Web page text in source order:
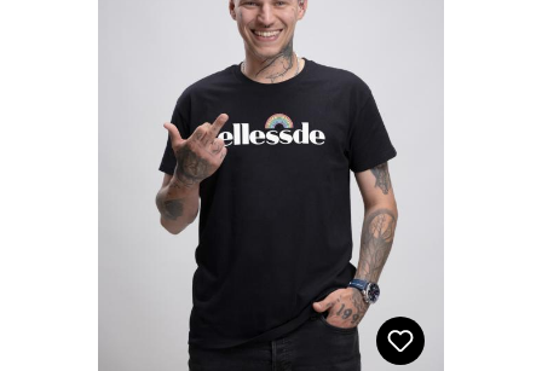
jeden Tag und jede EskalationDas
Model ist 1,80 m groß und trägt